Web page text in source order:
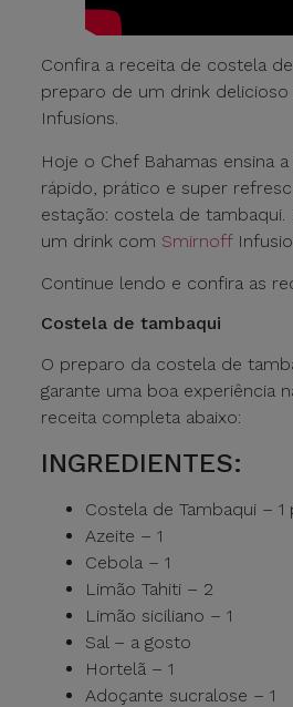
Confira a receita de costela
preparo de um drink
Infusions.
Hoje o Chef Bahamas ensina
rápido, prático e super
estação: costela de tambaqui.
um drink com Smirnoff
Continue lendo e confira as
Costela de tambaqui
O preparo da costela de
garante uma boa experiência
receita completa abaixo:
INGREDIENTES:
Costela de Tambaqui – 1
Azeite – 1
Cebola – 1
Limão Tahiti – 2
Limão siciliano – 1
Sal – a gosto
Hortelã – 1
Adoçante sucralose – 1